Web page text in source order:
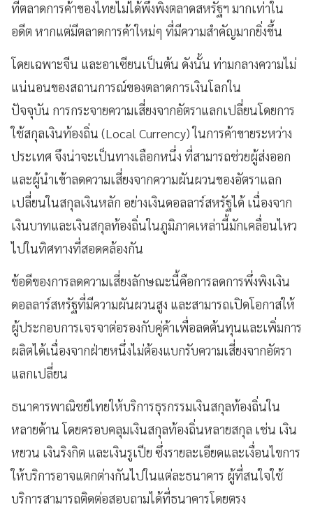
ที่ตลาดการค้าของไทยไม่ได้พึ่งพิงตลาดสหรัฐฯ มากเท่าใน
อดีต หากแต่มีตลาดการค้าใหม่ๆ ที่มีความสำคัญมากยิ่งขึ้น
โดยเฉพาะจีน และอาเซียนเป็นต้น ดังนั้น ท่ามกลางความไม่
แน่นอนของสถานการณ์ของตลาดการเงินโลกใน
ปัจจุบัน การกระจายความเสี่ยงจากอัตราแลกเปลี่ยนโดยการ
ใช้สกุลเงินท้องถิ่น (Local Currency) ในการค้าขายระหว่าง
ประเทศ จึงน่าจะเป็นทางเลือกหนึ่ง ที่สามารถช่วยผู้ส่งออก
และผู้นำเข้าลดความเสี่ยงจากความผันผวนของอัตราแลก
เปลี่ยนในสกุลเงินหลัก อย่างเงินดอลลาร์สหรัฐได้ เนื่องจาก
เงินบาทและเงินสกุลท้องถิ่นในภูมิภาคเหล่านี้มักเคลื่อนไหว
ไปในทิศทางที่สอดคล้องกัน
ข้อดีของการลดความเสี่ยงลักษณะนี้คือการลดการพึ่งพิงเงิน
ดอลลาร์สหรัฐที่มีความผันผวนสูง และสามารถเปิดโอกาสให้
ผู้ประกอบการเจรจาต่อรองกับคู่ค้าเพื่อลดต้นทุนและเพิ่มการ
ผลิตได้เนื่องจากฝ่ายหนึ่งไม่ต้องแบกรับความเสี่ยงจากอัตรา
แลกเปลี่ยน
ธนาคารพาณิชย์ไทยให้บริการธุรกรรมเงินสกุลท้องถิ่นใน
หลายด้าน โดยครอบคลุมเงินสกุลท้องถิ่นหลายสกุล เช่น เงิน
หยวน เงินริงกิต และเงินรูเปีย ซึ่งรายละเอียดและเงื่อนไขการ
ให้บริการอาจแตกต่างกันไปในแต่ละธนาคาร ผู้ที่สนใจใช้
บริการสามารถติดต่อสอบถามได้ที่ธนาคารโดยตรง